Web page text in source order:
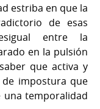
estriba en que la
de esas
entre la
en la pulsión
que activa y
impostura que
una temporalidad